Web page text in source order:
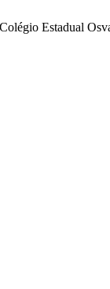
Estadual